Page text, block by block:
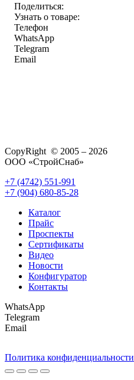
Поделиться:
Узнать о товаре:
Телефон
WhatsApp
Telegram
Email
CopyRight © 2005 – 2026
ООО «СтройСнаб»
+7 (4742) 551-991
+7 (904) 680-85-28
Каталог
Прайс
Проспекты
Сертификаты
Видео
Новости
Конфигуратор
Контакты
WhatsApp
Telegram
Email
Политика конфиденциальности